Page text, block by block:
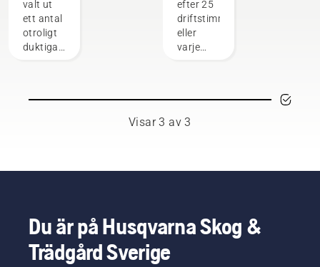
– våra
mest
krävande
valt ut
ett antal
otroligt
duktiga
bland
parkskötsel.
Tillsammans
utgör de
vårt H-
Husqvarna
efter 25
driftstimmar
eller
varje
behöver
byta olja
två sätt
att
Visar 3 av 3
Du är på Husqvarna Skog &
Trädgård Sverige